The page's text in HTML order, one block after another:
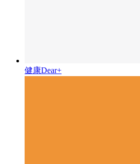
健康Dear+